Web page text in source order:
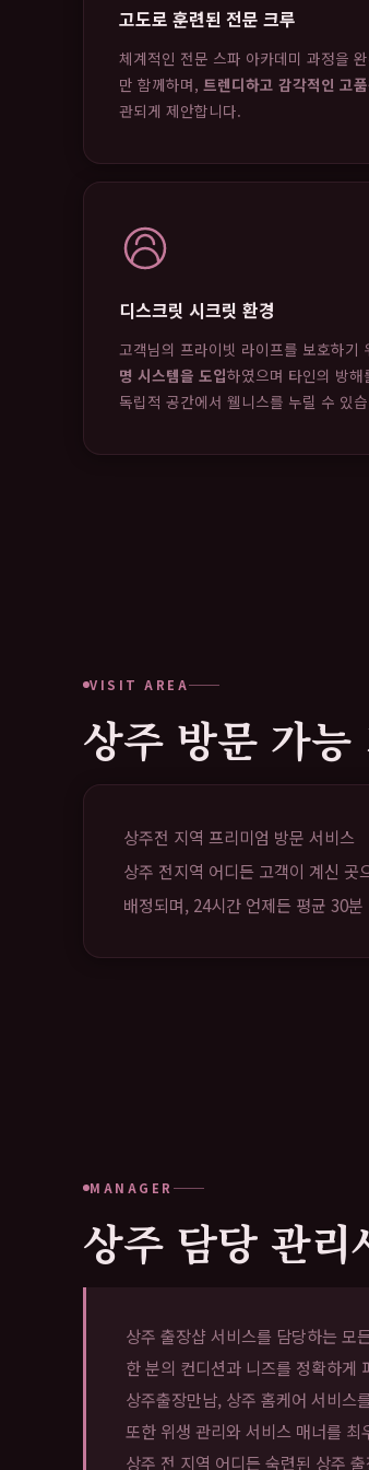
고도로 훈련된 전문 크루
체계적인 전문 스파 아카데미 과정을
만 함께하며, 트렌디하고 감각적인 고
관되게 제안합니다.
디스크릿 시크릿 환경
고객님의 프라이빗 라이프를 보호하기
명 시스템을 도입하였으며 타인의 방해
독립적 공간에서 웰니스를 누릴 수 있
VISIT AREA
상주 방문 가능
상주전 지역 프리미엄 방문 서비스
상주 전지역 어디든 고객이 계신
배정되며, 24시간 언제든 평균 30
MANAGER
상주 담당 관리
상주 출장샵 서비스를 담당하는 모
한 분의 컨디션과 니즈를 정확하게
상주출장만남, 상주 홈케어 서비스
또한 위생 관리와 서비스 매너를
상주 전 지역 어디든 숙련된 상주